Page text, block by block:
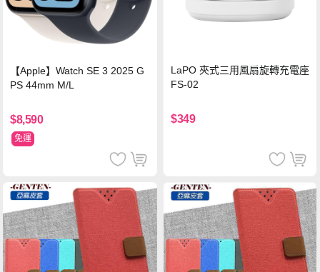
【Apple】Watch SE 3 2025 G
PS 44mm M/L
$8,590
免運
LaPO 夾式三用風扇旋轉充電座
FS-02
$349